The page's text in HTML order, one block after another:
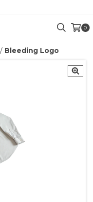
0
/ Bleeding Logo